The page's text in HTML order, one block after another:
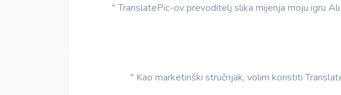
" TranslatePic-ov prevoditelj slika mijenja moju igru
" Kao marketinški stručnjak, volim koristiti